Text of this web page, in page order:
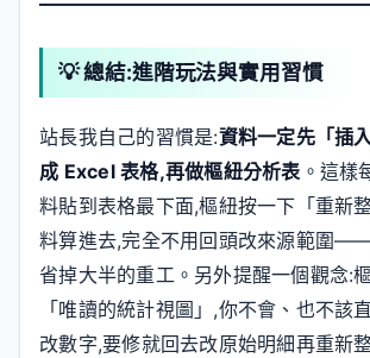
💡 總結:進階玩法與實用習慣
站長我自己的習慣是:資料一定先「插
成 Excel 表格,再做樞紐分析表。這樣
料貼到表格最下面,樞紐按一下「重新
料算進去,完全不用回頭改來源範圍
省掉大半的重工。另外提醒一個觀念:
「唯讀的統計視圖」,你不會、也不該
改數字,要修就回去改原始明細再重新